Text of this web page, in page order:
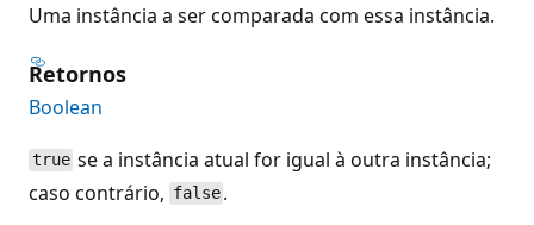
Uma instância a ser comparada com essa instância.
Retornos
Boolean
true se a instância atual for igual à outra instância;
caso contrário, false .